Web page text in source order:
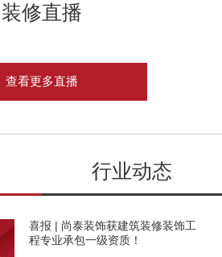
装修直播
查看更多直播
行业动态
喜报 | 尚泰装饰获建筑装修装饰工
程专业承包一级资质！